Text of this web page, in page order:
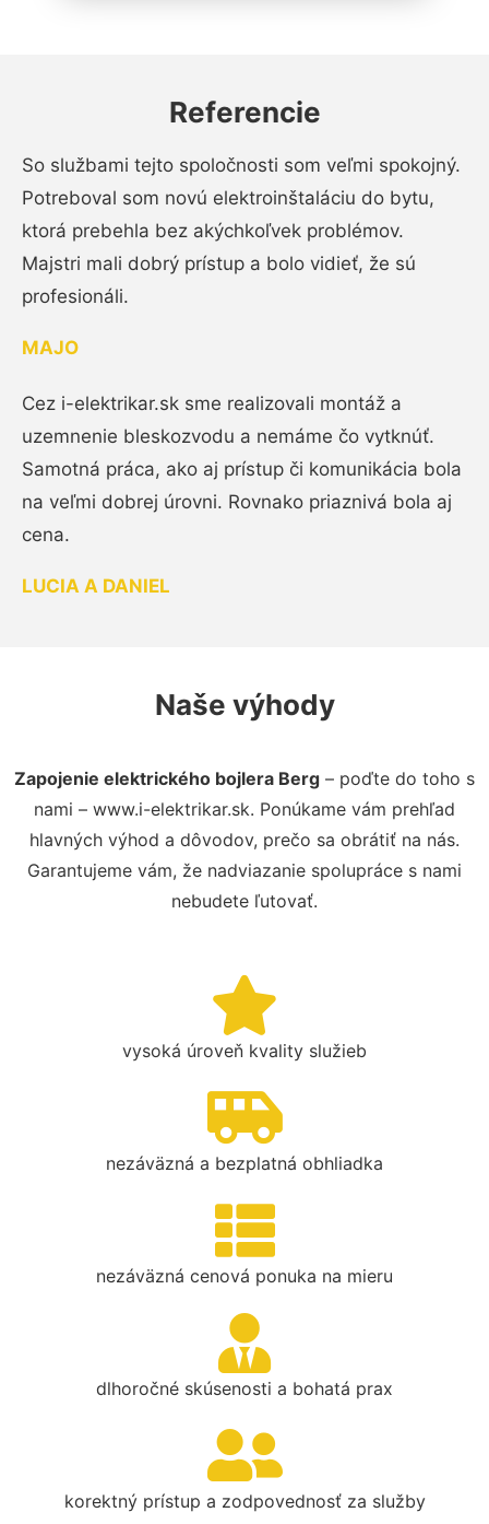
Referencie
So službami tejto spoločnosti som veľmi spokojný.
Potreboval som novú elektroinštaláciu do bytu,
ktorá prebehla bez akýchkoľvek problémov.
Majstri mali dobrý prístup a bolo vidieť, že sú
profesionáli.
MAJO
Cez i-elektrikar.sk sme realizovali montáž a
uzemnenie bleskozvodu a nemáme čo vytknúť.
Samotná práca, ako aj prístup či komunikácia bola
na veľmi dobrej úrovni. Rovnako priaznivá bola aj
cena.
LUCIA A DANIEL
Naše výhody
Zapojenie elektrického bojlera Berg – poďte do toho s
nami – www.i-elektrikar.sk. Ponúkame vám prehľad
hlavných výhod a dôvodov, prečo sa obrátiť na nás.
Garantujeme vám, že nadviazanie spolupráce s nami
nebudete ľutovať.
vysoká úroveň kvality služieb
nezáväzná a bezplatná obhliadka
nezáväzná cenová ponuka na mieru
dlhoročné skúsenosti a bohatá prax
korektný prístup a zodpovednosť za služby